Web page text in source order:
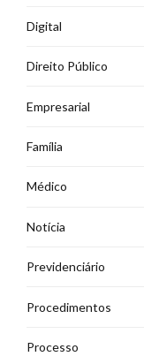
Digital
Direito Público
Empresarial
Família
Médico
Notícia
Previdenciário
Procedimentos
Processo